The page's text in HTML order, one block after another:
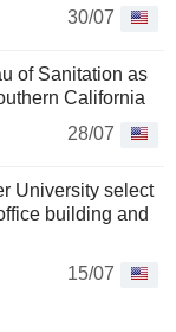
30/07
of Sanitation as
California
28/07
University select
building and
15/07